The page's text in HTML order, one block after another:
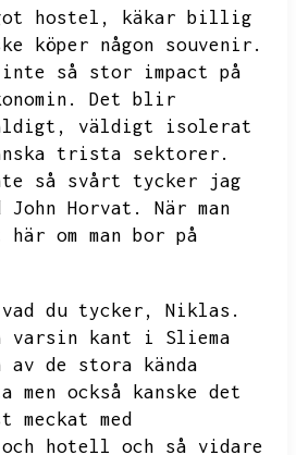
hostel,
käkar billig
köper någon souvenir.
så stor impact på
Det blir
väldigt isolerat
trista sektorer.
så svårt tycker jag
Horvat.
När man
om man bor på
du tycker,
Niklas.
varsin kant i Sliema
av de stora kända
men också kanske det
med
och hotell och så vidare